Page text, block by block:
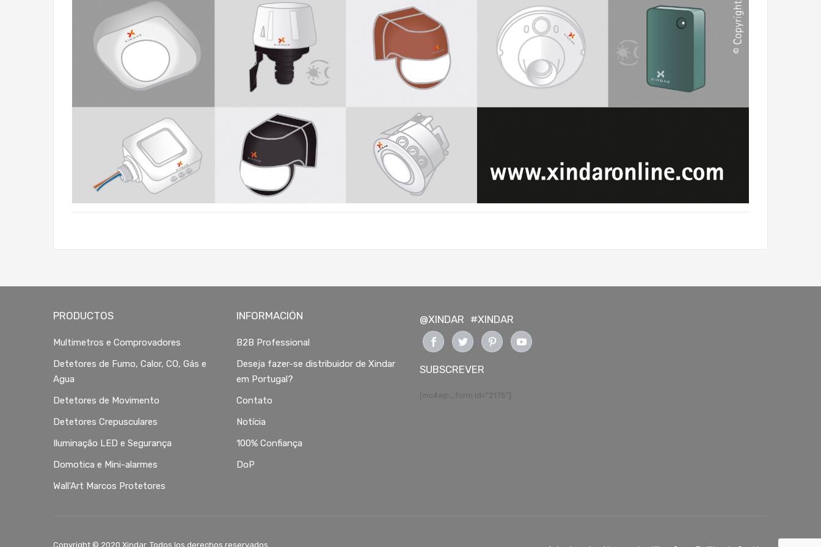
PRODUCTOS
Multimetros e Comprovadores
Detetores de Fumo, Calor, CO, Gás e
Agua
Detetores de Movimento
Detetores Crepusculares
Iluminação LED e Segurança
Domotica e Mini-alarmes
Wall’Art Marcos Protetores
INFORMACIÓN
B2B Professional
Deseja fazer-se distribuidor de Xindar
em Portugal?
Contato
Notícia
100% Confiança
DoP
@XINDAR #XINDAR
SUBSCREVER
[mc4wp_form id="2175"]
Copyright © 2020 Xindar. Todos los derechos reservados.